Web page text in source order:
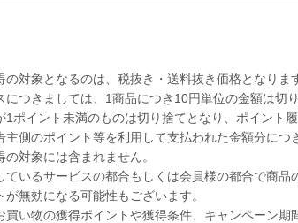
の対象となるのは、税抜き・送料抜き価格となりま
につきましては、1商品につき10円単位の金額は切
1ポイント未満のものは切り捨てとなり、ポイント
主側のポイント等を利用して支払われた金額分に
対象には含まれません。
ているサービスの都合もしくは会員様の都合で商品
無効になる可能性もございます。
買い物の獲得ポイントや獲得条件、キャンペーン期